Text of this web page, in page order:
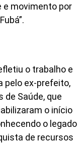
e movimento por
o trabalho e
pelo ex-prefeito,
de Saúde, que
o início
o legado
de recursos